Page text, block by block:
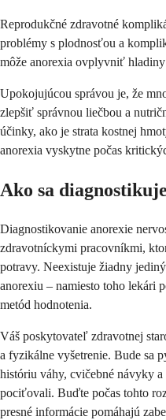
Reprodukčné zdravotné
problémy s plodnosťou a
môže anorexia ovplyvniť
Upokojujúcou správou je, že
zlepšiť správnou liečbou a
účinky, ako je strata kostnej
anorexia vyskytne počas
Ako sa
Diagnostikovanie anorexie
zdravotníckymi pracovníkmi,
potravy. Neexistuje žiadny
anorexiu – namiesto toho lekári
metód hodnotenia.
Váš poskytovateľ zdravotnej
a fyzikálne vyšetrenie. Bude sa
históriu váhy, cvičebné návyky
pociťovali. Buďte počas tohto
presné informácie pomáhajú